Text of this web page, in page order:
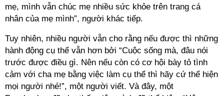
mẹ, mình vẫn chúc mẹ nhiều sức khỏe trên trang cá
nhân của mẹ mình”, người khác tiếp.
Tuy nhiên, nhiều người vẫn cho rằng nếu được thì những
hành động cụ thể vẫn hơn bởi “Cuộc sống mà, đâu nói
trước được điều gì. Nên nếu còn có cơ hội bày tỏ tình
cảm với cha mẹ bằng việc làm cụ thể thì hãy cứ thể hiện
mọi người nhé!”, một người viết. Và đây, một